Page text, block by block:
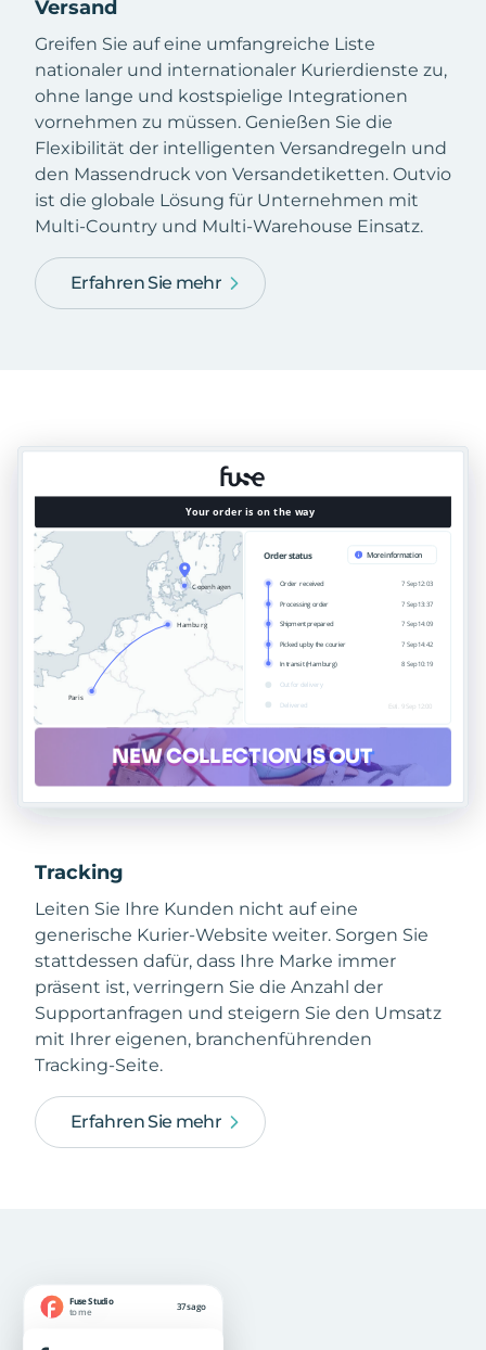
Versand
Greifen Sie auf eine umfangreiche Liste
nationaler und internationaler Kurierdienste zu,
ohne lange und kostspielige Integrationen
vornehmen zu müssen. Genießen Sie die
Flexibilität der intelligenten Versandregeln und
den Massendruck von Versandetiketten. Outvio
ist die globale Lösung für Unternehmen mit
Multi-Country und Multi-Warehouse Einsatz.
Erfahren Sie mehr
Tracking
Leiten Sie Ihre Kunden nicht auf eine
generische Kurier-Website weiter. Sorgen Sie
stattdessen dafür, dass Ihre Marke immer
präsent ist, verringern Sie die Anzahl der
Supportanfragen und steigern Sie den Umsatz
mit Ihrer eigenen, branchenführenden
Tracking-Seite.
Erfahren Sie mehr